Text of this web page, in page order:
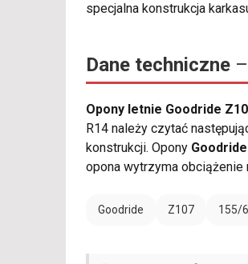
specjalna konstrukcja
Dane techniczne
Opony letnie Goodride
R14 należy czytać
konstrukcji. Opony
opona wytrzyma obciążenie
Goodride Z107 155/